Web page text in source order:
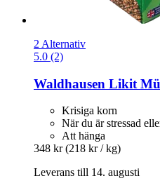
2 Alternativ
5.0 (2)
Waldhausen Likit
Krisiga korn
När du är stressad
Att hänga
348 kr (218 kr / kg)
Leverans till 14. augusti